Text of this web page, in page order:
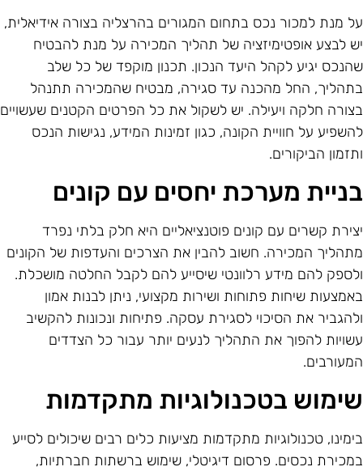
מנת למכור נכס בתחום המגורים בהרצליה בצורה אידיאלית,
לבצע אופטימיזציה של תהליך המכירה על מנת להבטיח
יגיע לקהל היעד הנכון. תכנון מוקפד של כל שלב
החל מהכנה עד סגירה, מבטיח שהמכירה תתנהל
חלקה ויעילה. יש לשקול את כל הפרטים הקטנים שעשויים
על חוויית הקונה, כגון זמינות המידע, נגישות הנכס
הביקורים.
מערכת יחסים עם קונים
קשרים עם קונים פוטנציאליים היא חלק בלתי נפרד
המכירה. חשוב להבין את הצרכים והעדפות של הקונים
להם מידע רלוונטי שיסייע להם לקבל החלטה מושכלת.
שיחות פתוחות ושירות מקצועי, ניתן לבנות אמון
את הסיכוי לסגירת עסקה. פתיחות ונכונות להקשיב
להפוך את התהליך לנעים יותר עבור כל הצדדים
בטכנולוגיות מתקדמות
טכנולוגיות מתקדמות מציעות כלים רבים שיכולים לסייע
נכסים. פרסום דיגיטלי, שימוש ברשתות חברתיות,